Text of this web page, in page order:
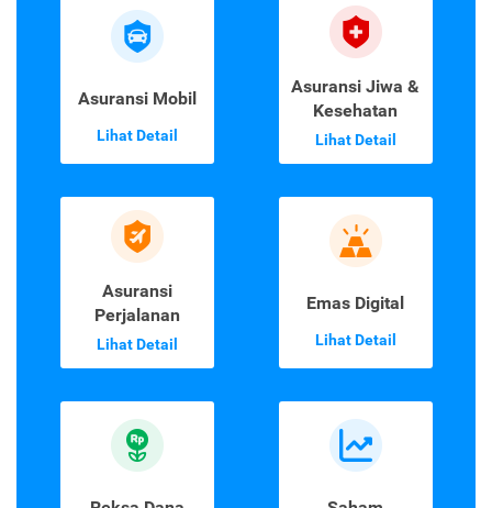
Asuransi Mobil
Lihat Detail
Asuransi Jiwa &
Kesehatan
Lihat Detail
Asuransi
Perjalanan
Lihat Detail
Emas Digital
Lihat Detail